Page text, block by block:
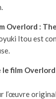
Overlord :
Itou est
film
l’œuvre